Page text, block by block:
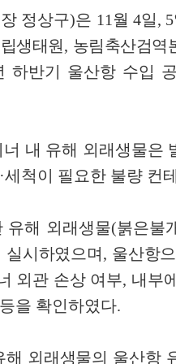
정상구)은 11월 4일, 5
생태원 , 농림축산검역
하반기 울산항 수입
너 내 유해 외래생물은
·세척이 필요한 불량 컨
유해 외래생물(붉은불
시하였으며 , 울산항
외관 손상 여부, 내부
을 확인하였다.
해 외래생물의 울산항